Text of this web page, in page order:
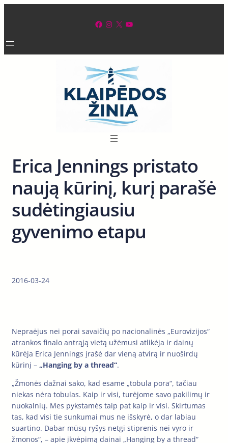
Facebook Instagram X YouTube
Erica Jennings pristato
naują kūrinį, kurį parašė
sudėtingiausiu
gyvenimo etapu
2016-03-24
Nepraėjus nei porai savaičių po nacionalinės „Eurovizijos“
atrankos finalo antrąją vietą užėmusi atlikėja ir dainų
kūrėja Erica Jennings įrašė dar vieną atvirą ir nuoširdų
kūrinį – „Hanging by a thread“.
„Žmonės dažnai sako, kad esame „tobula pora“, tačiau
niekas nėra tobulas. Kaip ir visi, turėjome savo pakilimų ir
nuokalnių. Mes pykstamės taip pat kaip ir visi. Skirtumas
tas, kad visi tie sunkumai mus ne išskyrė, o dar labiau
suartino. Dabar mūsų ryšys netgi stiprenis nei vyro ir
žmonos“, – apie įkvėpimą dainai „Hanging by a thread“